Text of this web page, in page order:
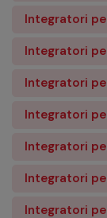
Integratori
Integratori
Integratori
Integratori
Integratori
Integratori
Integratori